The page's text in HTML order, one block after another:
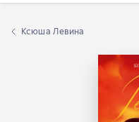
Ксюша Левина